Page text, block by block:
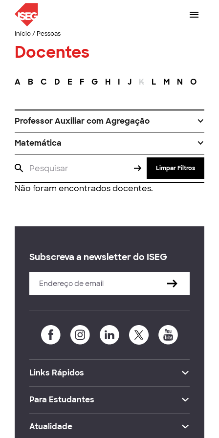
Início/ Pessoas
Docentes
A B C D E F G H I J K L M N O
Professor Auxiliar com Agregação
Matemática
Limpar Filtros
Não foram encontrados docentes.
Subscreva a newsletter do ISEG
Links Rápidos
Para Estudantes
Atualidade